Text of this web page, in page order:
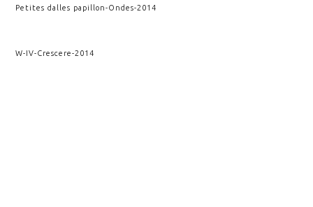
Petites dalles papillon-Ondes-2014
W-IV-Crescere-2014